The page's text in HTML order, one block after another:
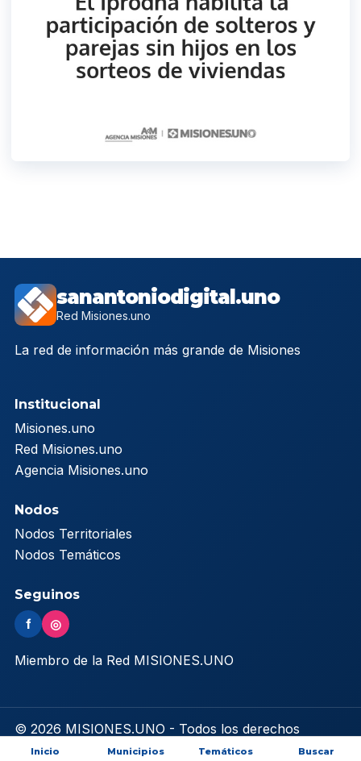
sanantoniodigital.uno
Red Misiones.uno
La red de información más grande de Misiones
Institucional
Misiones.uno
Red Misiones.uno
Agencia Misiones.uno
Nodos
Nodos Territoriales
Nodos Temáticos
Seguinos
f ◎
Miembro de la Red MISIONES.UNO
© 2026 MISIONES.UNO - Todos los derechos
reservados
Inicio Municipios Temáticos Buscar